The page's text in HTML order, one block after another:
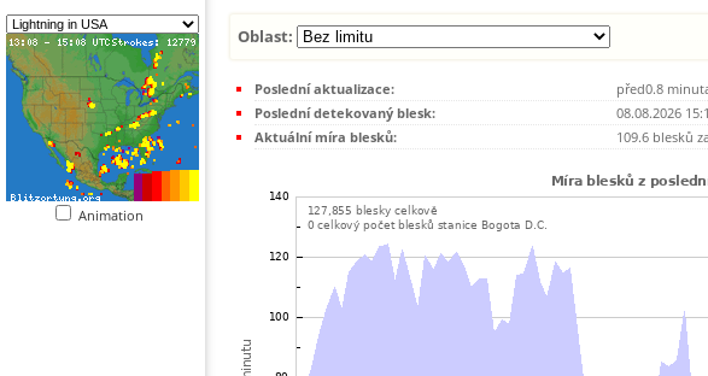
Animation
Oblast:
Poslední aktualizace:
před0.8
Poslední detekovaný blesk:
08.08.2026
Aktuální míra blesků:
109.6 blesků